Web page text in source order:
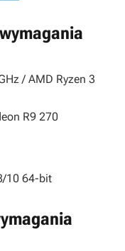
/ AMD Ryzen 3
R9 270
10 64-bit